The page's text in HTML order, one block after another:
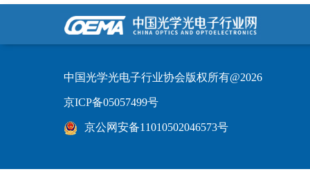
中国光学光电子行业协会版权所有@2026
京ICP备05057499号
京公网安备11010502046573号